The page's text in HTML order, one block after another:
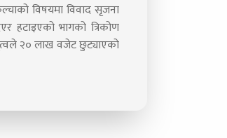
विषयमा विवाद सृजना
हटाइएको भागको त्रिकोण
२० लाख वजेट छुट्याएको